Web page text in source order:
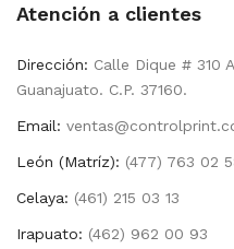
Atención a clientes
Dirección: Calle Dique # 310
Guanajuato. C.P. 37160.
Email:
León (Matríz): (477) 763 02
Celaya: (461) 215 03 13
Irapuato: (462) 962 00 93